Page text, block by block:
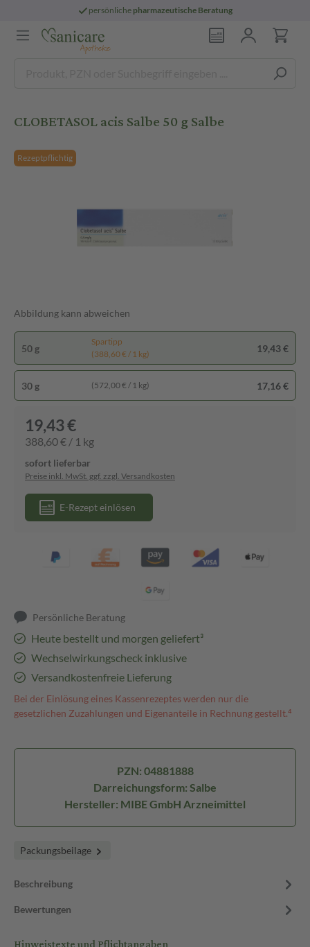
persönliche pharmazeutische Beratung
CLOBETASOL acis Salbe 50 g Salbe
Rezeptpflichtig
Abbildung kann abweichen
50 g
Spartipp
(388,60 € / 1 kg)
19,43 €
30 g (572,00 € / 1 kg) 17,16 €
19,43 €
388,60 € / 1 kg
sofort lieferbar
Preise inkl. MwSt. ggf. zzgl. Versandkosten
E-Rezept einlösen
Persönliche Beratung
Heute bestellt und morgen geliefert³
Wechselwirkungscheck inklusive
Versandkostenfreie Lieferung
Bei der Einlösung eines Kassenrezeptes werden nur die
gesetzlichen Zuzahlungen und Eigenanteile in Rechnung gestellt.⁴
PZN: 04881888
Darreichungsform: Salbe
Hersteller: MIBE GmbH Arzneimittel
Packungsbeilage
Beschreibung
Bewertungen